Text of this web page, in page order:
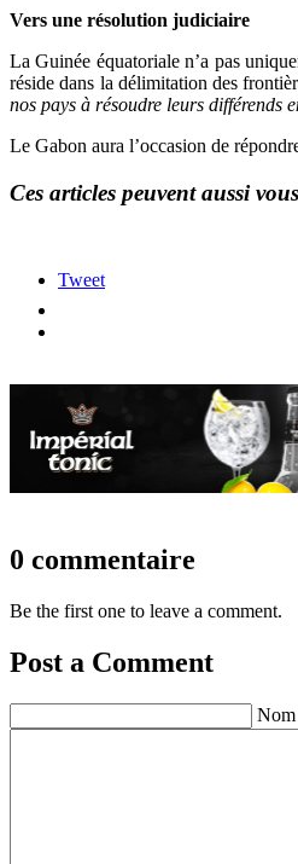
Vers une résolution judiciaire
La Guinée équatoriale n’a pas
réside dans la délimitation des
nos pays à résoudre leurs différends
Le Gabon aura l’occasion de
Ces articles peuvent aussi
Tweet
0 commentaire
Be the first one to leave a comment.
Post a Comment